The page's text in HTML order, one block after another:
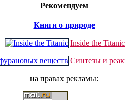
Рекомендуем
Книги о природе
Inside the Titanic
Синтезы и
на правах рекламы: